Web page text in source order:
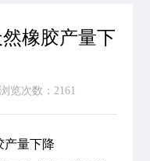
橡胶产量下
浏览次数：2161
量下降